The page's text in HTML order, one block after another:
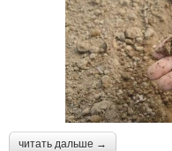
читать дальше →